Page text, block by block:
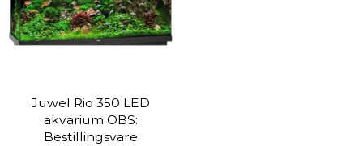
Juwel Rio 350 LED
akvarium OBS:
Bestillingsvare